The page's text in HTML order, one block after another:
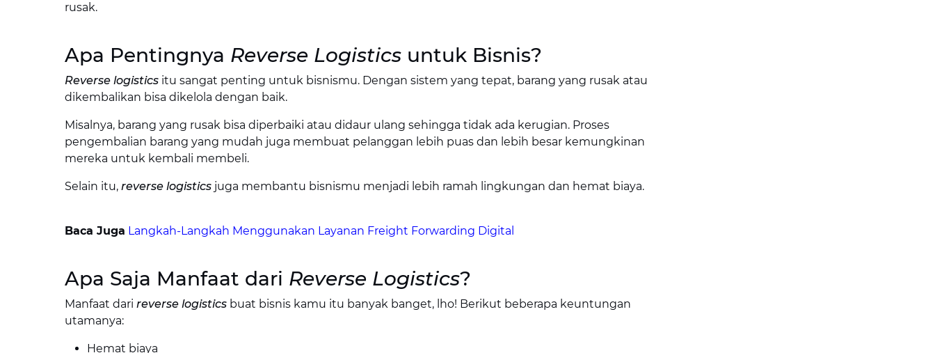
rusak.
Apa Pentingnya Reverse Logisticsuntuk Bisnis?
Reverse logisticsitu sangat penting untuk bisnismu. Dengan sistem yang tepat, barang yang rusak atau
dikembalikan bisa dikelola dengan baik.
Misalnya, barang yang rusak bisa diperbaiki atau didaur ulang sehingga tidak ada kerugian. Proses
pengembalian barang yang mudah juga membuat pelanggan lebih puas dan lebih besar kemungkinan
mereka untuk kembali membeli.
Selain itu, reverse logisticsjuga membantu bisnismu menjadi lebih ramah lingkungan dan hemat biaya.
Baca Juga Langkah-Langkah Menggunakan Layanan Freight Forwarding Digital
Apa Saja Manfaat dari Reverse Logistics?
Manfaat dari reverse logisticsbuat bisnis kamu itu banyak banget, lho! Berikut beberapa keuntungan
utamanya:
Hemat biaya